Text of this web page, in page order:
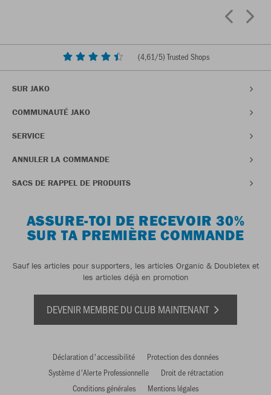
(4,61/5) Trusted Shops
SUR JAKO
COMMUNAUTÉ JAKO
SERVICE
ANNULER LA COMMANDE
SACS DE RAPPEL DE PRODUITS
ASSURE-TOI DE RECEVOIR 30%
SUR TA PREMIÈRE COMMANDE
Sauf les articles pour supporters, les articles Organic & Doubletex et
les articles déjà en promotion
DEVENIR MEMBRE DU CLUB MAINTENANT
Déclaration d'accessibilité
Protection des données
Système d'Alerte Professionnelle
Droit de rétractation
Conditions générales
Mentions légales